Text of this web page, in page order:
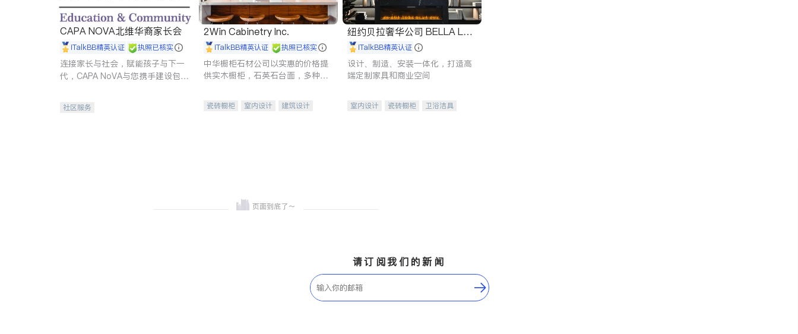
CAPA NOVA北维华裔家长会
iTalkBB精英认证 执照已核实
连接家长与社会，赋能孩子与下一
代，CAPA NoVA与您携手建设包
社区服务
2Win Cabinetry Inc.
iTalkBB精英认证 执照已核实
中华橱柜石材公司以实惠的价格提
供实木橱柜，石英石台面，多种优
机。品质厨房，家的选择。
瓷砖橱柜 室内设计
建筑设计
纽约贝拉奢华公司 BELLA LUX
E iTalkBB精英认证
设计、制造、安装一体化，打造高
端定制家具和商业空间
室内设计 瓷砖橱柜
卫浴洁具
请订阅我们的新闻